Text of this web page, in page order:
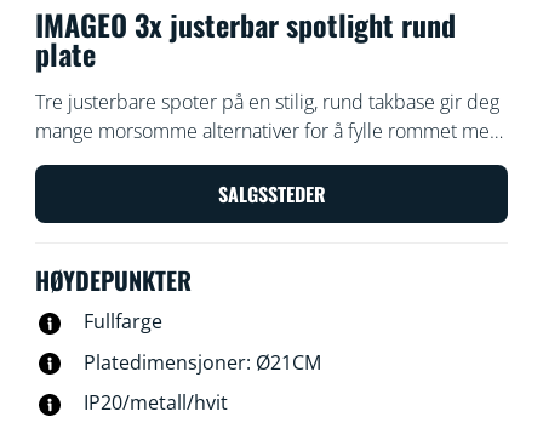
IMAGEO 3x justerbar spotlight rund
plate
Tre justerbare spoter på en stilig, rund takbase gir deg
mange morsomme alternativer for å fylle rommet med
vakre farger og lys. Velg en lysscene for en bestemt
aktivitet med Build-on Spots-lysarmaturen, eller la
appen gjøre jobben med automatiserte rutiner.
SALGSSTEDER
HØYDEPUNKTER
Fullfarge
Platedimensjoner: Ø21CM
IP20/metall/hvit